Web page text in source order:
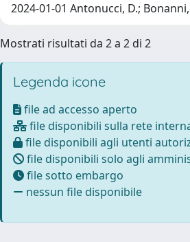
2024-01-01 Antonucci, D.;
Mostrati risultati da 2 a 2 di 2
Legenda icone
file ad accesso aperto
file disponibili sulla rete
file disponibili agli utenti
file disponibili solo agli
file sotto embargo
nessun file disponibile